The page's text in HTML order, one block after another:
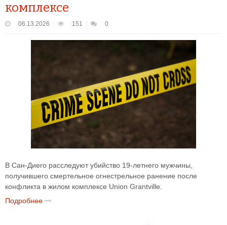
комплексе
06.13.2026 151 0
В Сан-Диего расследуют убийство 19-летнего мужчины,
получившего смертельное огнестрельное ранение после
конфликта в жилом комплексе Union Grantville.
Подробнее